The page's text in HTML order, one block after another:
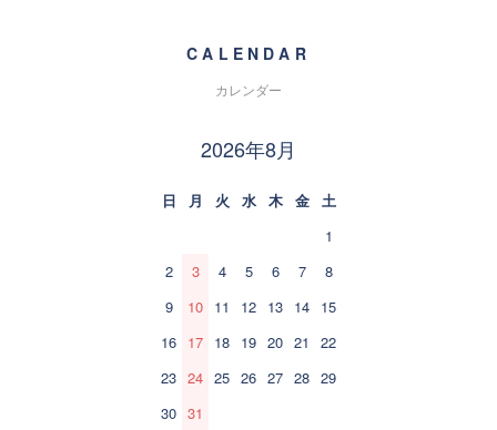
CALENDAR
カレンダー
2026年8月
日 月 火 水 木 金
土
1
2
3 4 5 6 7
8
9
10 11 12 13 14 15
16 17 18 19 20 21
22
23 24 25 26 27 28 29
30 31